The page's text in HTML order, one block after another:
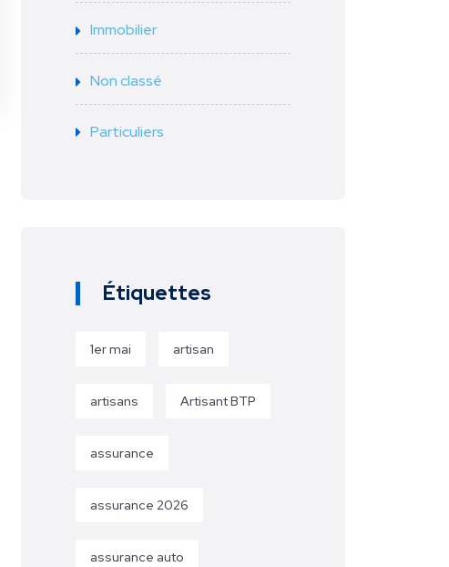
Immobilier
Non classé
Particuliers
Étiquettes
1er mai artisan
artisans Artisant BTP
assurance
assurance 2026
assurance auto